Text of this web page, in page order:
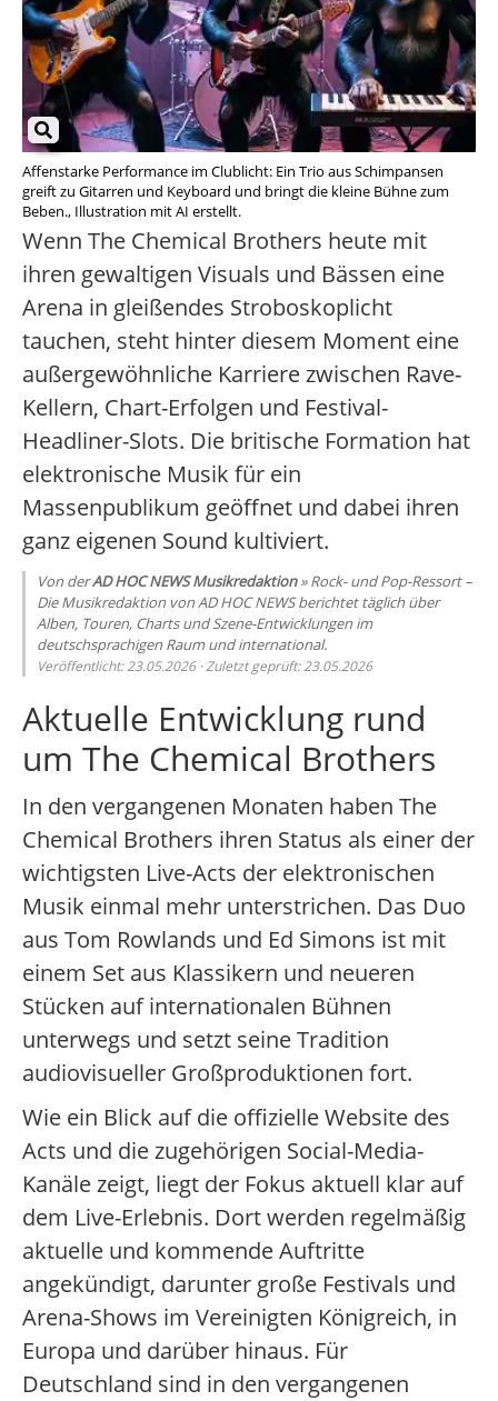
Affenstarke Performance im Clublicht: Ein Trio aus Schimpansen
greift zu Gitarren und Keyboard und bringt die kleine Bühne zum
Beben., Illustration mit AI erstellt.
Wenn The Chemical Brothers heute mit
ihren gewaltigen Visuals und Bässen eine
Arena in gleißendes Stroboskoplicht
tauchen, steht hinter diesem Moment eine
außergewöhnliche Karriere zwischen Rave-
Kellern, Chart-Erfolgen und Festival-
Headliner-Slots. Die britische Formation hat
elektronische Musik für ein
Massenpublikum geöffnet und dabei ihren
ganz eigenen Sound kultiviert.
Von derAD HOC NEWS Musikredaktion» Rock- und Pop-Ressort –
Die Musikredaktion von AD HOC NEWS berichtet täglich über
Alben, Touren, Charts und Szene-Entwicklungen im
deutschsprachigen Raum und international.
Veröffentlicht: 23.05.2026 · Zuletzt geprüft: 23.05.2026
Aktuelle Entwicklung rund
um The Chemical Brothers
In den vergangenen Monaten haben The
Chemical Brothers ihren Status als einer der
wichtigsten Live-Acts der elektronischen
Musik einmal mehr unterstrichen. Das Duo
aus Tom Rowlands und Ed Simons ist mit
einem Set aus Klassikern und neueren
Stücken auf internationalen Bühnen
unterwegs und setzt seine Tradition
audiovisueller Großproduktionen fort.
Wie ein Blick auf die offizielle Website des
Acts und die zugehörigen Social-Media-
Kanäle zeigt, liegt der Fokus aktuell klar auf
dem Live-Erlebnis. Dort werden regelmäßig
aktuelle und kommende Auftritte
angekündigt, darunter große Festivals und
Arena-Shows im Vereinigten Königreich, in
Europa und darüber hinaus. Für
Deutschland sind in den vergangenen